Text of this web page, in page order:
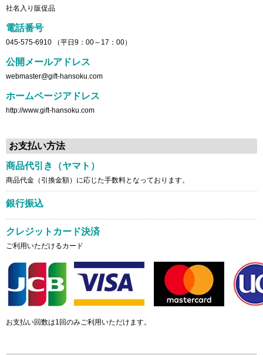
社名入り販促品
電話番号
045-575-6910 （平日9：00～17：00）
公開メールアドレス
webmaster@gift-hansoku.com
ホームページアドレス
http://www.gift-hansoku.com
お支払い方法
商品代引き（ヤマト）
商品代金（引換金額）に応じた手数料となっております。
銀行振込
クレジットカード決済
ご利用いただけるカード
お支払い回数は1回のみご利用いただけます。